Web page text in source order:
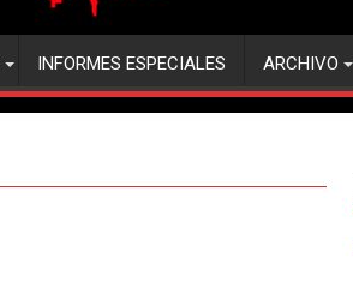
INFORMES ESPECIALES ARCHIVO